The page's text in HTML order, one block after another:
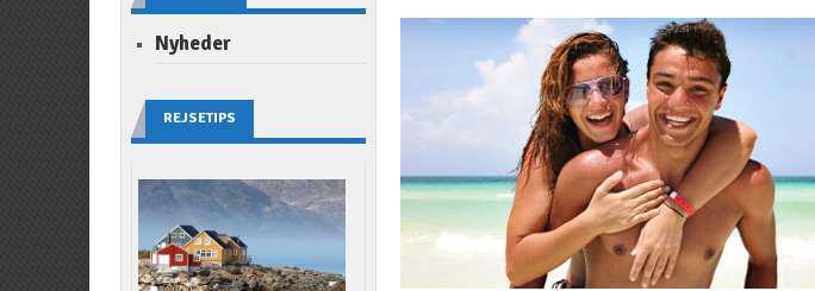
Nyheder
REJSETIPS